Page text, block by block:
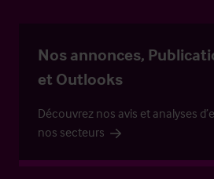
Nos annonces,
et Outlooks
Découvrez nos avis et analyses
nos secteurs